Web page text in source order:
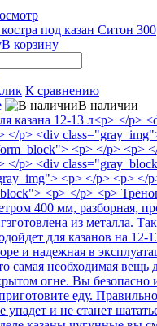
под казан Ситон 300
В корзину
К сравнению
В наличии